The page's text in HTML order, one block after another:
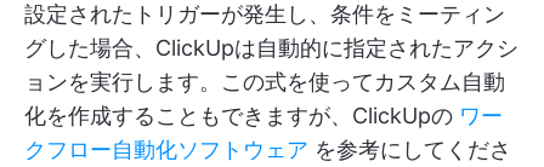
設定されたトリガーが発生し、条件をミーティン
グした場合、ClickUpは自動的に指定されたアクシ
ョンを実行します。この式を使ってカスタム自動
化を作成することもできますが、ClickUpの ワー
クフロー自動化ソフトウェア を参考にしてくださ